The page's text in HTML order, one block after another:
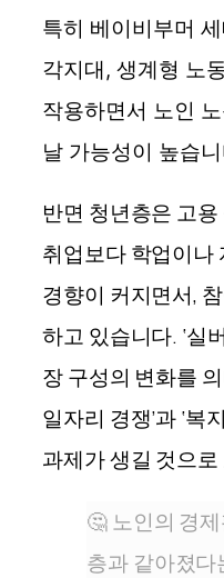
특히 베이비부머
각지대, 생계형 노
작용하면서 노인
날 가능성이 높습니
반면 청년층은 고
취업보다 학업이나
경향이 커지면서,
하고 있습니다. ‘실
장 구성의 변화를
일자리 경쟁’과 ‘복
과제가 생길 것으
🤔 노인의 경
층과 같아졌다